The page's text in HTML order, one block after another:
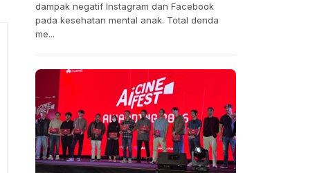
dampak negatif Instagram dan Facebook
pada kesehatan mental anak. Total denda
me...